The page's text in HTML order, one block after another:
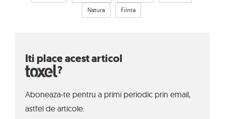
Natura
Fiinta
Iti place acest articol
?
Aboneaza-te pentru a primi periodic prin email,
astfel de articole.